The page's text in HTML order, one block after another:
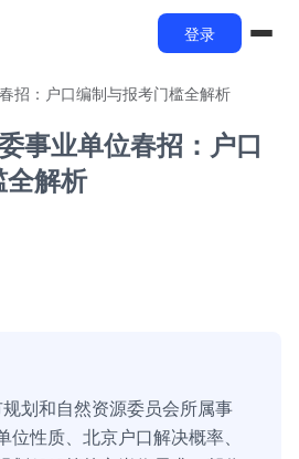
登录
招：户口编制与报考门槛全解析
事业单位春招：户口
全解析
划和自然资源委员会所属事
位性质、北京户口解决概率、